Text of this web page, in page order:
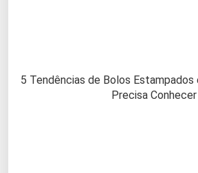
5 Tendências de Bolos
Precisa Conhecer